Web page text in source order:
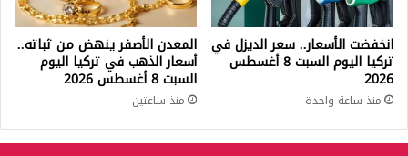
انخفضت الأسعار.. سعر الديزل في
تركيا اليوم السبت 8 أغسطس
2026
منذ ساعة واحدة
المعدن الأصفر ينهض من ثباته..
أسعار الذهب في تركيا اليوم
السبت 8 أغسطس 2026
منذ ساعتين